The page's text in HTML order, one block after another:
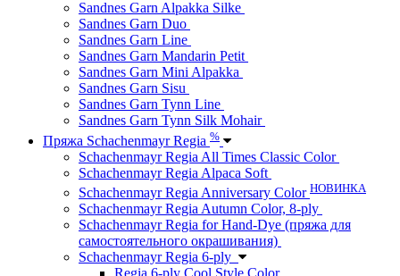
Sandnes Garn Alpakka Silke
Sandnes Garn Duo
Sandnes Garn Line
Sandnes Garn Mandarin Petit
Sandnes Garn Mini Alpakka
Sandnes Garn Sisu
Sandnes Garn Tynn Line
Sandnes Garn Tynn Silk Mohair
Пряжа Schachenmayr Regia %
Schachenmayr Regia All Times Classic Color
Schachenmayr Regia Alpaca Soft
Schachenmayr Regia Anniversary Color НОВИНКА
Schachenmayr Regia Autumn Color, 8-ply
Schachenmayr Regia for Hand-Dye (пряжа для
самостоятельного окрашивания)
Schachenmayr Regia 6-ply
Regia 6-ply Cool Style Color